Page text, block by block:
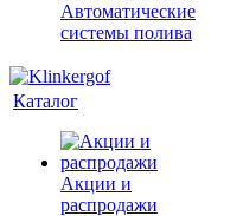
Автоматические
системы полива
Каталог
Акции и
распродажи